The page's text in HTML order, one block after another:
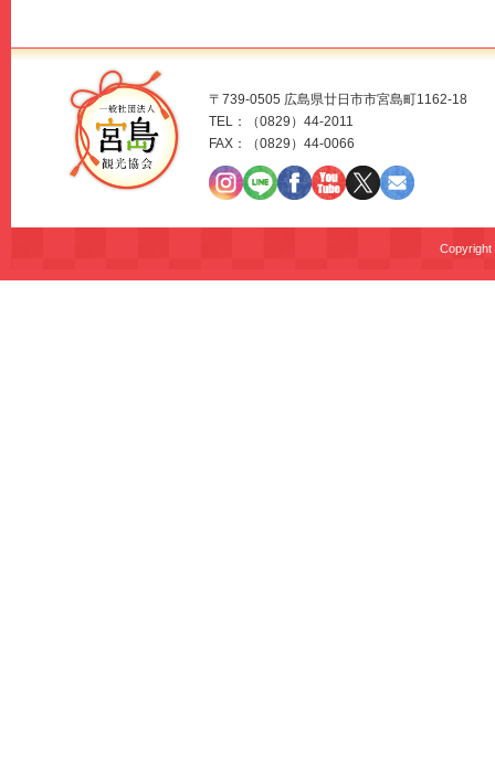
〒739-0505 広島県廿日市市宮島町1162-18
TEL：（0829）44-2011
FAX：（0829）44-0066
Copyright